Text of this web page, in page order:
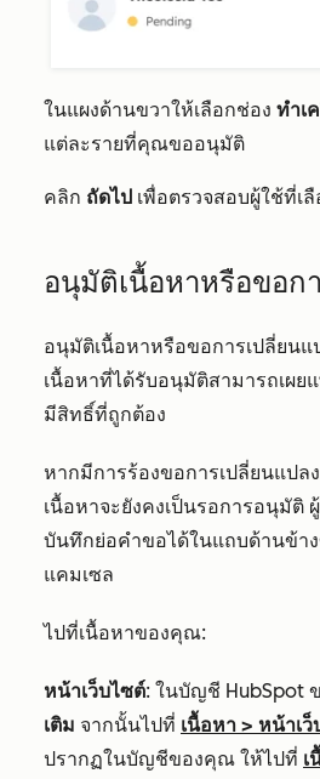
ในแผงด้านขวาให้เลือกช่อง ทำเ
แต่ละรายที่คุณขออนุมัติ
คลิก ถัดไป เพื่อตรวจสอบผู้ใช้ที่เ
อนุมัติเนื้อหาหรือขอก
อนุมัติเนื้อหาหรือขอการเปลี่ยนแ
เนื้อหาที่ได้รับอนุมัติสามารถเผย
มีสิทธิ์ที่ถูกต้อง
หากมีการร้องขอการเปลี่ยนแปล
เนื้อหาจะยังคงเป็นรอการอนุมัติ
บันทึกย่อคำขอได้ในแถบด้านข้า
แคมเซล
ไปที่เนื้อหาของคุณ:
หน้าเว็บไซต์: ในบัญชี HubSpot
เติม จากนั้นไปที่ เนื้อหา > หน้าเว็
ปรากฏในบัญชีของคุณ ให้ไปที่ เ